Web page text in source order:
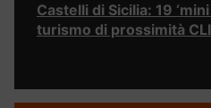
Castelli di Sicilia: 19
turismo di prossimità